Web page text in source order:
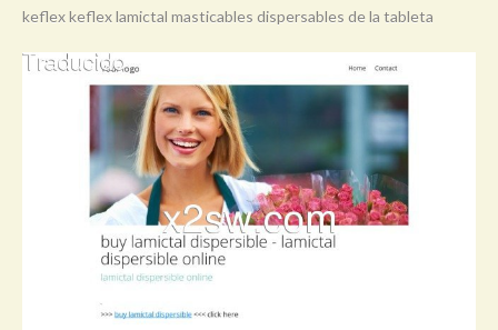
keflex keflex lamictal masticables dispersables de la tableta